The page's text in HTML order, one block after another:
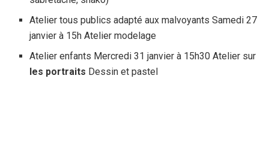
Atelier tous publics adapté aux malvoyants Samedi 27
janvier à 15h Atelier modelage
Atelier enfants Mercredi 31 janvier à 15h30 Atelier sur
les portraits Dessin et pastel